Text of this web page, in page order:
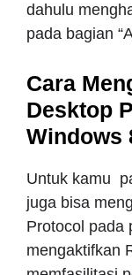
dahulu
pada bagian
Cara
Desktop
Windows
Untuk kamu
juga bisa
Protocol pada
mengaktifkan